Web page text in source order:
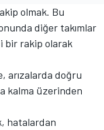
olmak. Bu
diğer takımlar
bir rakip olarak
arızalarda doğru
kalma üzerinden
hatalardan